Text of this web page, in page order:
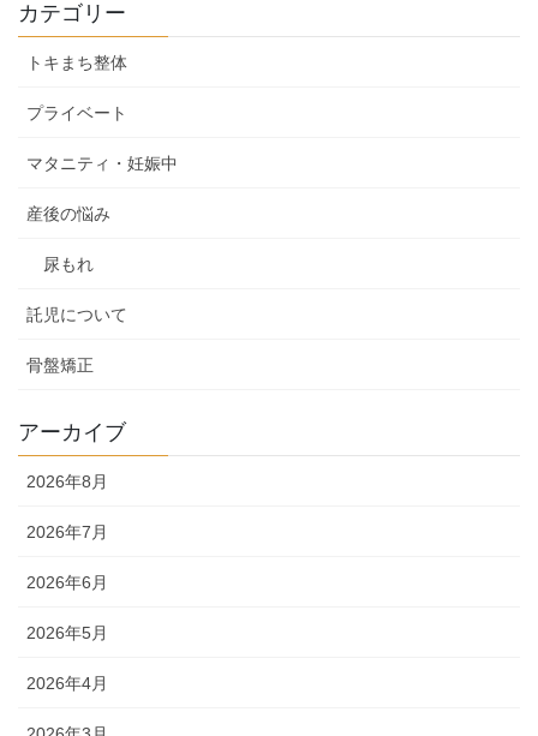
カテゴリー
トキまち整体
プライベート
マタニティ・妊娠中
産後の悩み
尿もれ
託児について
骨盤矯正
アーカイブ
2026年8月
2026年7月
2026年6月
2026年5月
2026年4月